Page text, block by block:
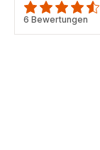
ratings.4.5
6 Bewertungen